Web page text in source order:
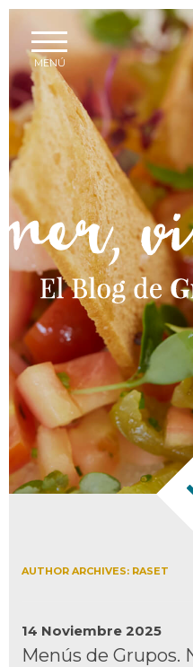
MENÚ
←
VOLVER
AUTHOR ARCHIVES: RASET
14 Noviembre 2025
Menús de Grupos.